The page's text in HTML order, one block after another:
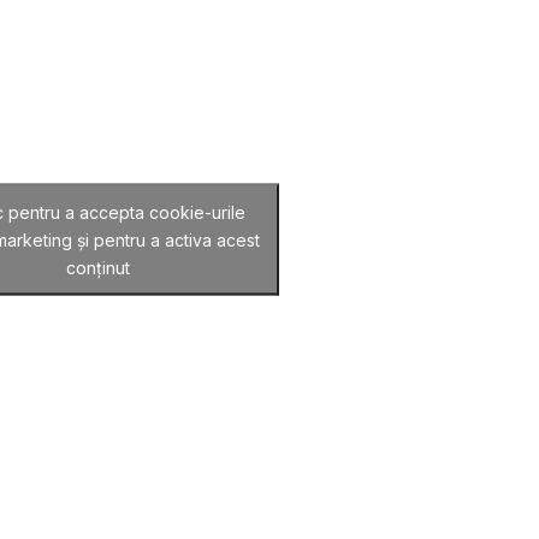
pentru a accepta cookie-urile
și pentru a activa acest
conținut